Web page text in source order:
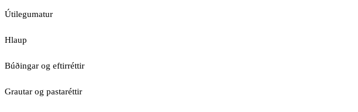
Útilegumatur
Hlaup
Búðingar og eftirréttir
Grautar og pastaréttir